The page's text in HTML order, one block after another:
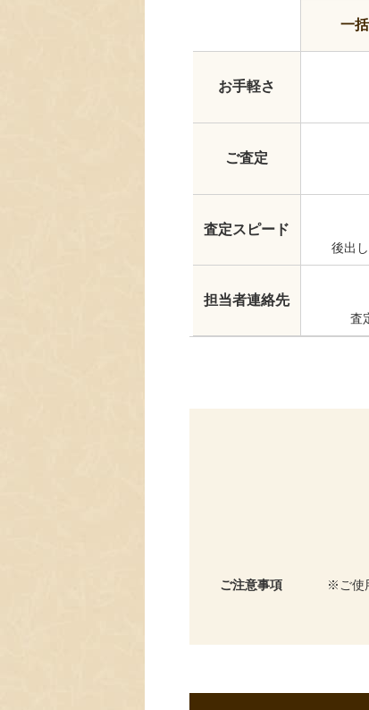
一
お手軽さ
ご査定
査定スピード
後出
担当者連絡先
査
ご注意事項 ご使